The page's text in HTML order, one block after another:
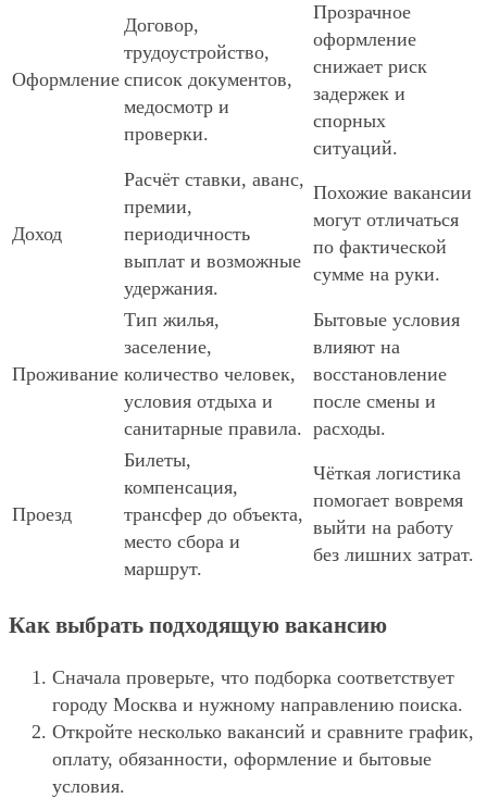
Оформление
Договор,
трудоустройство,
список документов,
медосмотр и
проверки.
Прозрачное
оформление
снижает риск
задержек и
спорных
ситуаций.
Доход
Расчёт ставки, аванс,
премии,
периодичность
выплат и возможные
удержания.
Похожие вакансии
могут отличаться
по фактической
сумме на руки.
Проживание
Тип жилья,
заселение,
количество человек,
условия отдыха и
санитарные правила.
Бытовые условия
влияют на
восстановление
после смены и
расходы.
Проезд
Билеты,
компенсация,
трансфер до объекта,
место сбора и
маршрут.
Чёткая логистика
помогает вовремя
выйти на работу
без лишних затрат.
Как выбрать подходящую вакансию
Сначала проверьте, что подборка соответствует
городу Москва и нужному направлению поиска.
Откройте несколько вакансий и сравните график,
оплату, обязанности, оформление и бытовые
условия.